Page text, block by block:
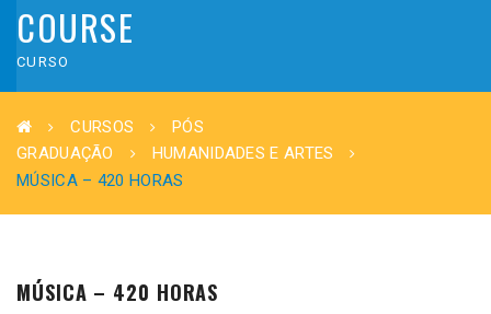
COURSE
CURSO
CURSOS
PÓS
GRADUAÇÃO
HUMANIDADES E ARTES
MÚSICA – 420 HORAS
MÚSICA – 420 HORAS